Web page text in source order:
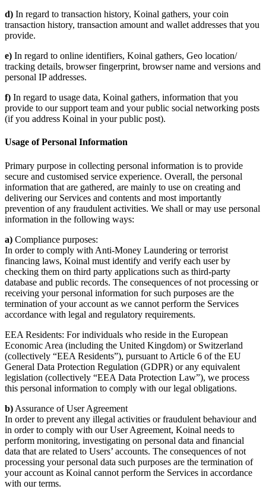
d) In regard to transaction history, Koinal gathers, your coin
transaction history, transaction amount and wallet addresses that you
provide.
e) In regard to online identifiers, Koinal gathers, Geo location/
tracking details, browser fingerprint, browser name and versions and
personal IP addresses.
f) In regard to usage data, Koinal gathers, information that you
provide to our support team and your public social networking posts
(if you address Koinal in your public post).
Usage of Personal Information
Primary purpose in collecting personal information is to provide
secure and customised service experience. Overall, the personal
information that are gathered, are mainly to use on creating and
delivering our Services and contents and most importantly
prevention of any fraudulent activities. We shall or may use personal
information in the following ways:
a) Compliance purposes:
In order to comply with Anti-Money Laundering or terrorist
financing laws, Koinal must identify and verify each user by
checking them on third party applications such as third-party
database and public records. The consequences of not processing or
receiving your personal information for such purposes are the
termination of your account as we cannot perform the Services
accordance with legal and regulatory requirements.
EEA Residents: For individuals who reside in the European
Economic Area (including the United Kingdom) or Switzerland
(collectively “EEA Residents”), pursuant to Article 6 of the EU
General Data Protection Regulation (GDPR) or any equivalent
legislation (collectively “EEA Data Protection Law”), we process
this personal information to comply with our legal obligations.
b) Assurance of User Agreement
In order to prevent any illegal activities or fraudulent behaviour and
in order to comply with our User Agreement, Koinal needs to
perform monitoring, investigating on personal data and financial
data that are related to Users’ accounts. The consequences of not
processing your personal data such purposes are the termination of
your account as Koinal cannot perform the Services in accordance
with our terms.